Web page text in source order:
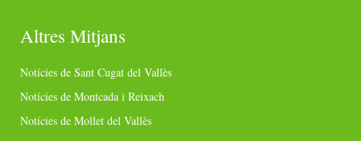
Altres Mitjans
Notícies de Sant Cugat del Vallès
Notícies de Montcada i Reixach
Notícies de Mollet del Vallès